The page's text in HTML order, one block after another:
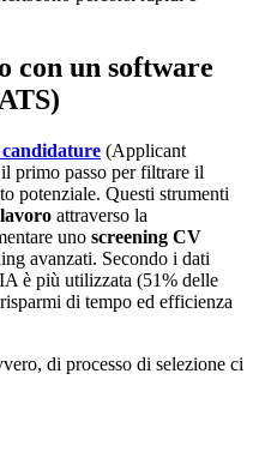
con un software
candidature (Applicant
primo passo per filtrare il
potenziale. Questi strumenti
attraverso la
uno screening CV
avanzati. Secondo i dati
è più utilizzata (51% delle
di tempo ed efficienza
di processo di selezione ci